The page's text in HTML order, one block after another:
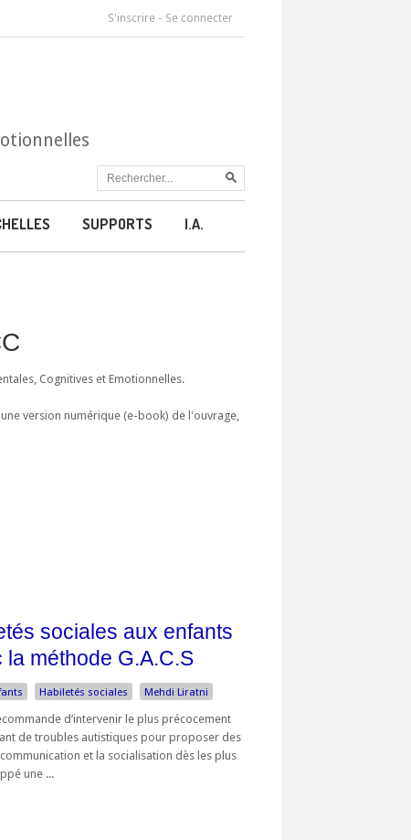
S'inscrire - Se connecter
SUPPORTS I.A.
Cognitives et Emotionnelles.
version numérique (e-book) de l'ouvrage,
sociales aux enfants
méthode G.A.C.S
Habiletés sociales Mehdi Liratni
d’intervenir le plus précocement
de troubles autistiques pour proposer des
et la socialisation dès les plus
une ...